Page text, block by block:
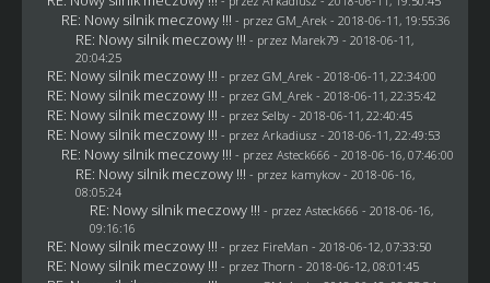
RE: Nowy silnik meczowy !!! - przez GM_Arek - 2018-06-11, 19:55:36
RE: Nowy silnik meczowy !!! - przez Marek79 - 2018-06-11,
20:04:25
RE: Nowy silnik meczowy !!! - przez GM_Arek - 2018-06-11, 22:34:00
RE: Nowy silnik meczowy !!! - przez GM_Arek - 2018-06-11, 22:35:42
RE: Nowy silnik meczowy !!! - przez Selby- 2018-06-11, 22:40:45
RE: Nowy silnik meczowy !!! - przez Arkadiusz - 2018-06-11, 22:49:53
RE: Nowy silnik meczowy !!! - przez Asteck666 - 2018-06-16, 07:46:00
RE: Nowy silnik meczowy !!! - przez kamykov- 2018-06-16,
08:05:24
RE: Nowy silnik meczowy !!! - przez Asteck666 - 2018-06-16,
09:16:16
RE: Nowy silnik meczowy !!! - przez FireMan - 2018-06-12, 07:33:50
RE: Nowy silnik meczowy !!! - przezThorn - 2018-06-12, 08:01:45